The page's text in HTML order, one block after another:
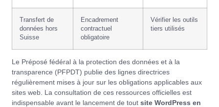
Transfert de
données hors
Suisse
Encadrement
contractuel
obligatoire
Vérifier les outils
tiers utilisés
Le Préposé fédéral à la protection des données et à la
transparence (PFPDT) publie des lignes directrices
régulièrement mises à jour sur les obligations applicables aux
sites web. La consultation de ces ressources officielles est
indispensable avant le lancement de tout site WordPress en